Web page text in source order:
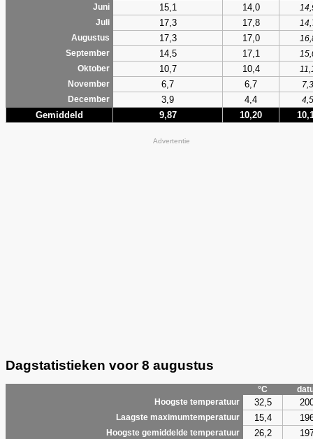
Juni
15,1 14,0
Juli
17,3 17,8
Augustus
17,3 17,0
September
14,5 17,1
Oktober
10,7 10,4
November
6,7 6,7
7,3
December
3,9 4,4 4,5
Gemiddeld 9,87 10,20
Advertentie
Dagstatistieken voor 8 augustus
°C
Hoogste temperatuur
32,5
Laagste maximumtemperatuur 15,4
Hoogste gemiddelde temperatuur 26,2